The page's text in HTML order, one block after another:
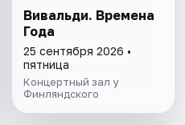
Вивальди. Времена
Года
25 сентября 2026 •
пятница
Концертный зал у
Финляндского